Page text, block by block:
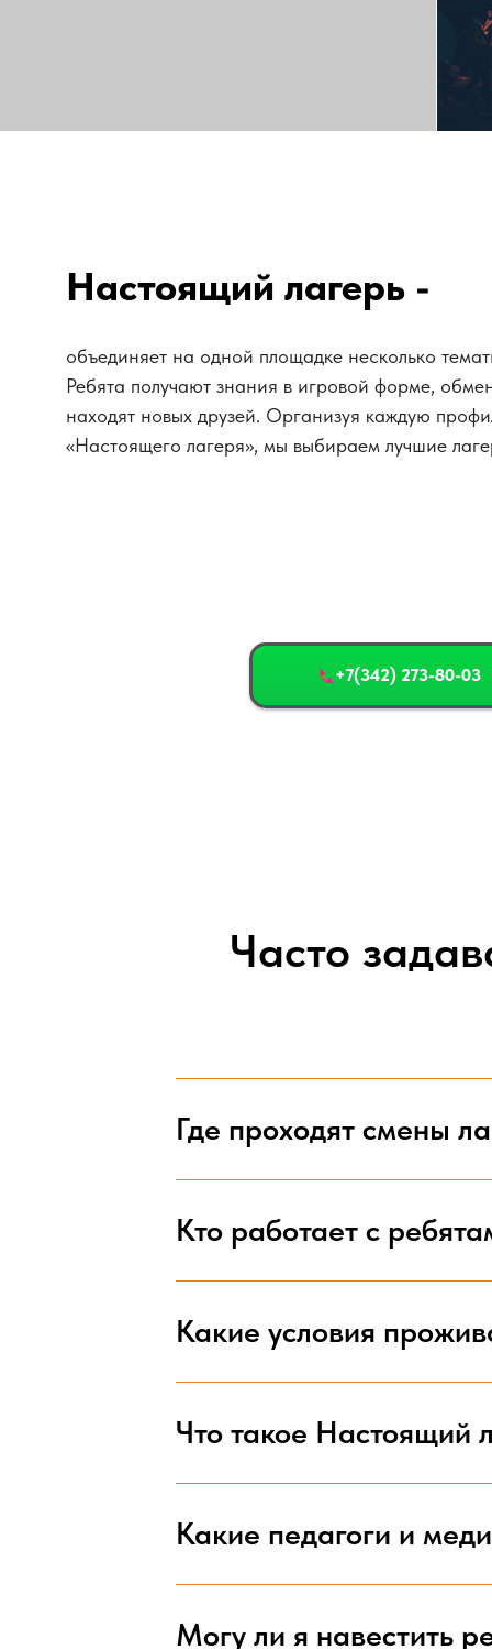
Настоящий лагерь -
объединяет на одной площадке несколько
Ребята получают знания в игровой форме,
находят новых друзей. Организуя каждую
«Настоящего лагеря», мы выбираем лучшие
+7(342) 273-80-03
Часто
Где проходят смены
Кто работает с
Какие условия
Что такое Настоящий
Какие педагоги и
Могу ли я навестить